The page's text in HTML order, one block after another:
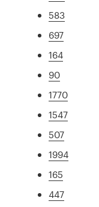
583
697
164
90
1770
1547
507
1994
165
447